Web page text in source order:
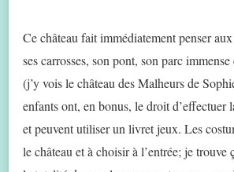
Ce château fait immédiatement penser
ses carrosses, son pont, son parc
(j’y vois le château des Malheurs de
enfants ont, en bonus, le droit d’effectuer
et peuvent utiliser un livret jeux. Les
le château et à choisir à l’entrée; je trouve